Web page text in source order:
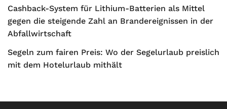
Cashback-System für Lithium-Batterien als Mittel
gegen die steigende Zahl an Brandereignissen in der
Abfallwirtschaft
Segeln zum fairen Preis: Wo der Segelurlaub preislich
mit dem Hotelurlaub mithält